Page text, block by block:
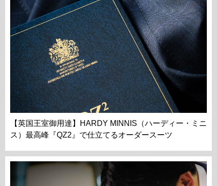
【英国王室御用達】HARDY MINNIS（ハーディー・ミニ
ス）最高峰『QZ2』で仕立てるオーダースーツ